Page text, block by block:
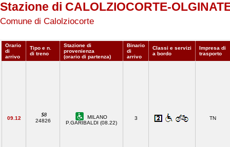
Stazione di CALOLZIOCORTE-
Comune di Calolziocorte
Orario
di
arrivo
Tipo e n.
di treno
Stazione di
provenienza
(orario di partenza)
Binario
di
arrivo
Classi e servizi
a bordo
Impresa di
trasporto
09.12 24826
MILANO
P.GARIBALDI (08.22)
3 TN